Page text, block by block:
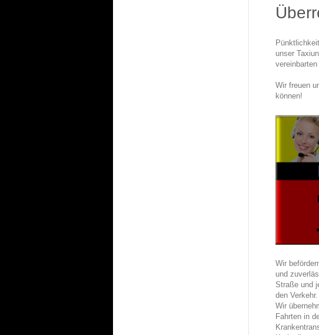
unser
Wir freuen
können!
Wir
und
Straße und
den Verkehr.
Wir
Fahrten in